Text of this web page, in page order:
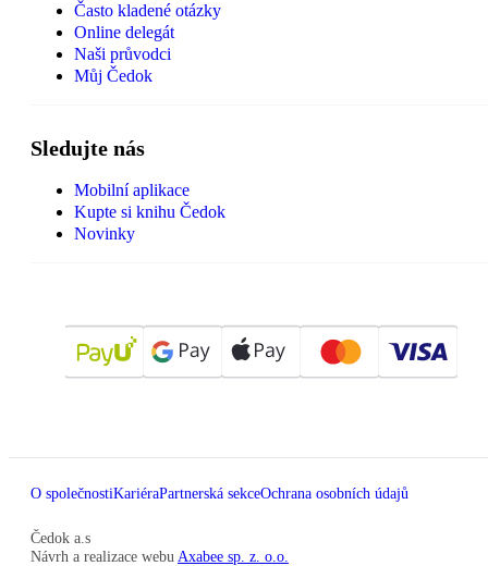
Často kladené otázky
Online delegát
Naši průvodci
Můj Čedok
Sledujte nás
Mobilní aplikace
Kupte si knihu Čedok
Novinky
O společnostiKariéraPartnerská sekceOchrana osobních údajů
Čedok a.s
Návrh a realizace webu Axabee sp. z. o.o.